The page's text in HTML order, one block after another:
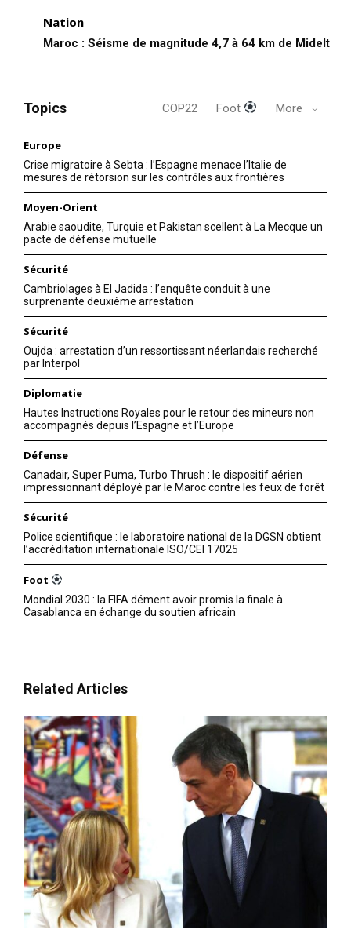
Nation
Maroc : Séisme de magnitude 4,7 à 64 km de Midelt
Topics COP22 Foot More
Europe
Crise migratoire à Sebta : l’Espagne menace l’Italie de
mesures de rétorsion sur les contrôles aux frontières
Moyen-Orient
Arabie saoudite, Turquie et Pakistan scellent à La Mecque un
pacte de défense mutuelle
Sécurité
Cambriolages à El Jadida : l’enquête conduit à une
surprenante deuxième arrestation
Sécurité
Oujda : arrestation d’un ressortissant néerlandais recherché
par Interpol
Diplomatie
Hautes Instructions Royales pour le retour des mineurs non
accompagnés depuis l’Espagne et l’Europe
Défense
Canadair, Super Puma, Turbo Thrush : le dispositif aérien
impressionnant déployé par le Maroc contre les feux de forêt
Sécurité
Police scientifique : le laboratoire national de la DGSN obtient
l’accréditation internationale ISO/CEI 17025
Foot
Mondial 2030 : la FIFA dément avoir promis la finale à
Casablanca en échange du soutien africain
Related Articles